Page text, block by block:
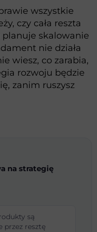
wszystkie
czy cała reszta
planuje skalowanie
nie działa
wiesz, co zarabia,
rozwoju będzie
zanim ruszysz
na strategię
są
przez resztę